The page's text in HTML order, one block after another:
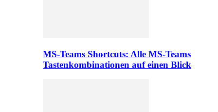
MS-Teams Shortcuts: Alle MS-Teams
Tastenkombinationen auf einen Blick